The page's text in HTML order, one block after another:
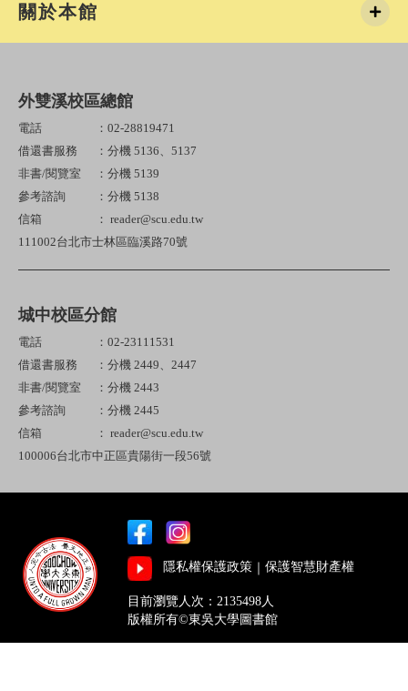
關於本館
外雙溪校區總館
電話
：02-28819471
借還書服務
：分機 5136、5137
非書/閱覽室
：分機 5139
參考諮詢
：分機 5138
信箱
： reader@scu.edu.tw
111002台北市士林區臨溪路70號
城中校區分館
電話
：02-23111531
借還書服務
：分機 2449、2447
非書/閱覽室
：分機 2443
參考諮詢
：分機 2445
信箱
： reader@scu.edu.tw
100006台北市中正區貴陽街一段56號
隱私權保護政策 ｜保護智慧財產權
目前瀏覽人次：2135498人
版權所有©東吳大學圖書館